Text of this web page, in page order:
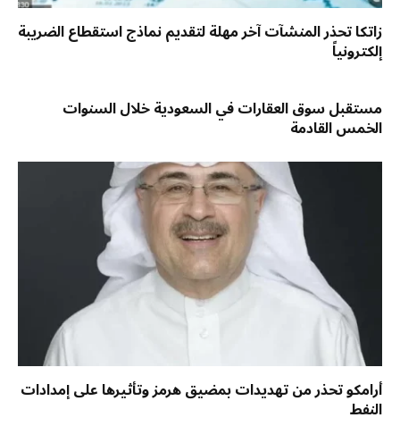
زاتكا تحذر المنشآت آخر مهلة لتقديم نماذج استقطاع الضريبة
إلكترونياً
مستقبل سوق العقارات في السعودية خلال السنوات
الخمس القادمة
أرامكو تحذر من تهديدات بمضيق هرمز وتأثيرها على إمدادات
النفط